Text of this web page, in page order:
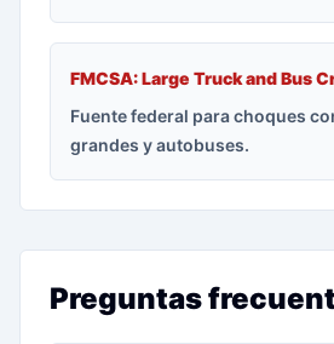
FMCSA: Large Truck and Bus
Fuente federal para choques
grandes y autobuses.
Preguntas